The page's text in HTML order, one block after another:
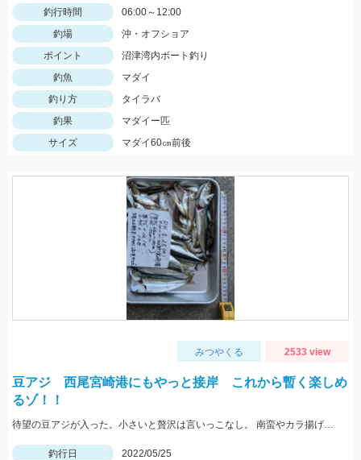
釣行時間
06:00～12:00
釣場
沖・オフショア
ポイント
沼津湾内ボート釣り
釣魚
マダイ
釣り方
タイラバ
釣果
マダイー匹
サイズ
マダイ60㎝前後
みつやくる 2533 view
豆アジ 西尾宮崎港にもやっと接岸 これから暫く楽しめ
るゾ！！
待望の豆アジが入った。小さいと贅沢は言いっこなし。 南蛮やカラ揚げに最適。今だけの特典。
釣行日
2022/05/25